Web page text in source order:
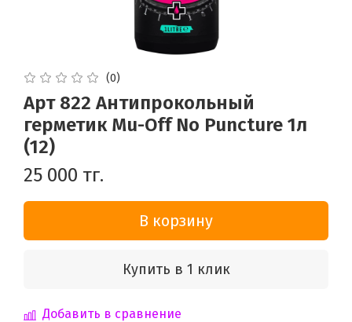
(0)
Арт 822 Антипрокольный
герметик Mu-Off No Puncture 1л
(12)
25 000 тг.
В корзину
Купить в 1 клик
Добавить в сравнение